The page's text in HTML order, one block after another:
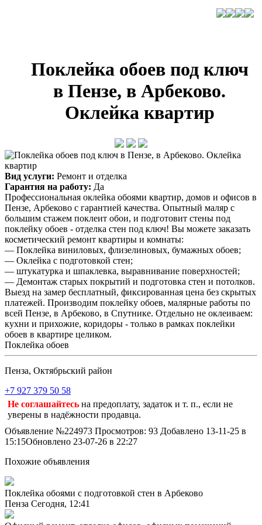
Поклейка обоев под ключ
в Пензе, в Арбеково.
Оклейка квартир
Вид услуги: Ремонт и отделка
Гарантия на работу: Да
Профессиональная оклейка обоями квартир, домов и офисов в
Пензе, Арбеково с гарантией качества. Опытный маляр с
большим стажем поклеит обои, и подготовит стены под
поклейку обоев - отделка стен под ключ! Вы можете заказать
косметический ремонт квартиры и комнаты:
— Поклейка виниловых, флизелиновых, бумажных обоев;
— Оклейка с подготовкой стен;
— штукатурка и шпаклевка, выравнивание поверхностей;
— Демонтаж старых покрытий и подготовка стен и потолков.
Выезд на замер бесплатный, фиксированная цена без скрытых
платежей. Производим поклейку обоев, малярные работы по
всей Пензе, в Арбеково, в Спутнике. Отдельно не оклеиваем:
кухни и прихожие, коридоры - только в рамках поклейки
обоев в квартире целиком.
Поклейка обоев
Пенза, Октябрьский район
+7 927 379 50 58
Не соглашайтесь на предоплату, задаток и т. п., если не
уверены в надёжности продавца.
Объявление №224973 Просмотров: 93 Добавлено 13-11-25 в
15:15Обновлено 23-07-26 в 22:27
Похожие объявления
Поклейка обоями с подготовкой стен в Арбеково
Пенза Сегодня, 12:41